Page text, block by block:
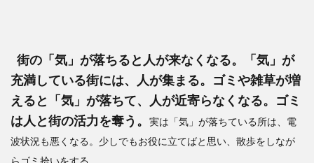
街の「気」が落ちると人が来なくなる。「気」が
充満している街には、人が集まる。ゴミや雑草が増
えると「気」が落ちて、人が近寄らなくなる。ゴミ
は人と街の活力を奪う。
実は「気」が落ちている所は、電
波状況も悪くなる。少しでもお役に立てばと思い、散歩をしなが
らゴミ拾いをする。